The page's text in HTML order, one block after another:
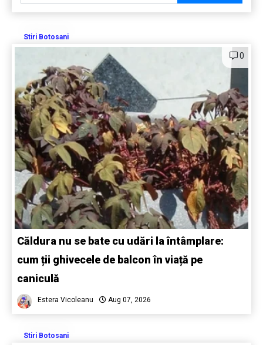
Stiri Botosani
0
Căldura nu se bate cu udări la întâmplare:
cum ții ghivecele de balcon în viață pe
caniculă
Estera Vicoleanu Aug 07, 2026
Stiri Botosani